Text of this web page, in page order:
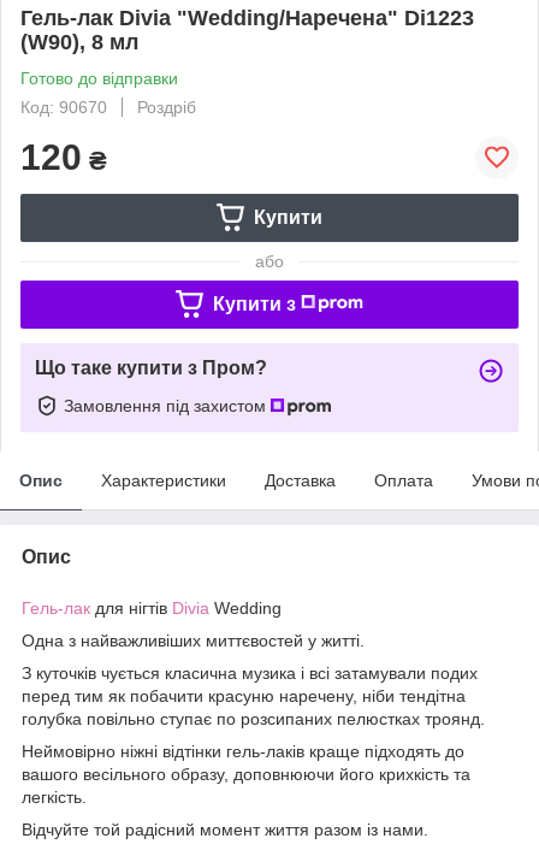
Гель-лак Divia "Wedding/Наречена" Di1223
(W90), 8 мл
Готово до відправки
Код: 90670
Роздріб
120 ₴
Купити
або
Купити з
Що таке купити з Пром?
Замовлення під захистом
Опис Характеристики Доставка Оплата Умови
Опис
Гель-лак для нігтів Divia Wedding
Одна з найважливіших миттєвостей у житті.
З куточків чується класична музика і всі затамували подих
перед тим як побачити красуню наречену, ніби тендітна
голубка повільно ступає по розсипаних пелюстках троянд.
Неймовірно ніжні відтінки гель-лаків краще підходять до
вашого весільного образу, доповнюючи його крихкість та
легкість.
Відчуйте той радісний момент життя разом із нами.